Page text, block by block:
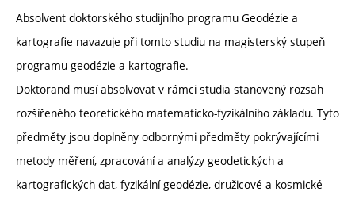
Absolvent doktorského studijního programu Geodézie a
kartografie navazuje při tomto studiu na magisterský stupeň
programu geodézie a kartografie.
Doktorand musí absolvovat v rámci studia stanovený rozsah
rozšířeného teoretického matematicko-fyzikálního základu. Tyto
předměty jsou doplněny odbornými předměty pokrývajícími
metody měření, zpracování a analýzy geodetických a
kartografických dat, fyzikální geodézie, družicové a kosmické